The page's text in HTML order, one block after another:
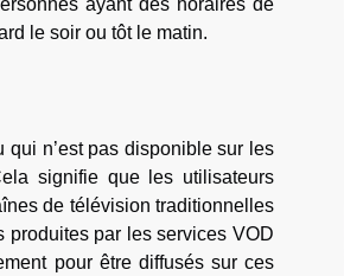
le soir ou tôt le matin.
n’est pas disponible sur les
signifie que les utilisateurs
de télévision traditionnelles
produites par les services VOD
pour être diffusés sur ces